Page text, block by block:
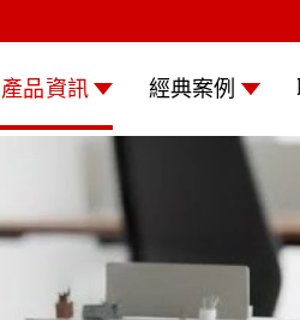
產品資訊 經典案例